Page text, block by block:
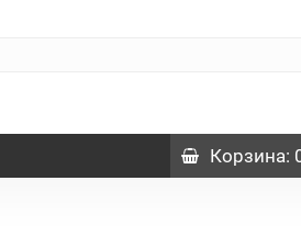
Корзина: